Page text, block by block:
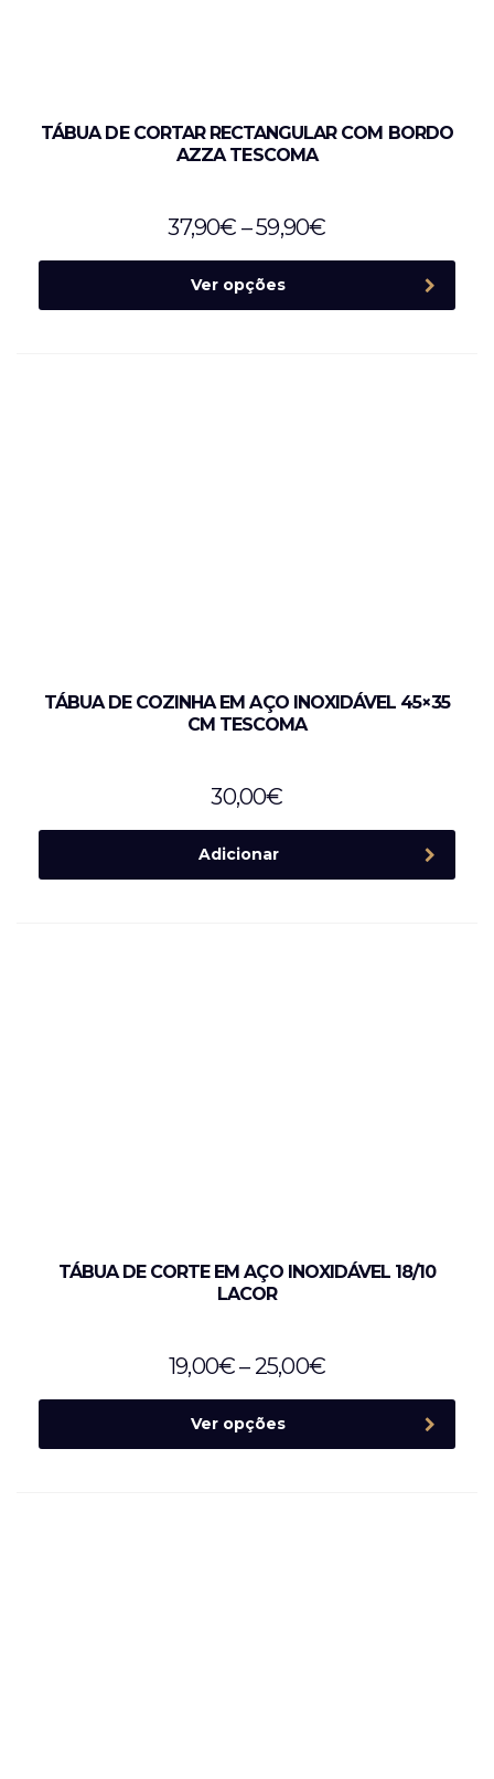
TÁBUA DE CORTAR RECTANGULAR COM BORDO
AZZA TESCOMA
37,90€ –59,90€
Ver opções
TÁBUA DE COZINHA EM AÇO INOXIDÁVEL 45×35
CM TESCOMA
30,00€
Adicionar
TÁBUA DE CORTE EM AÇO INOXIDÁVEL 18/10
LACOR
19,00€– 25,00€
Ver opções